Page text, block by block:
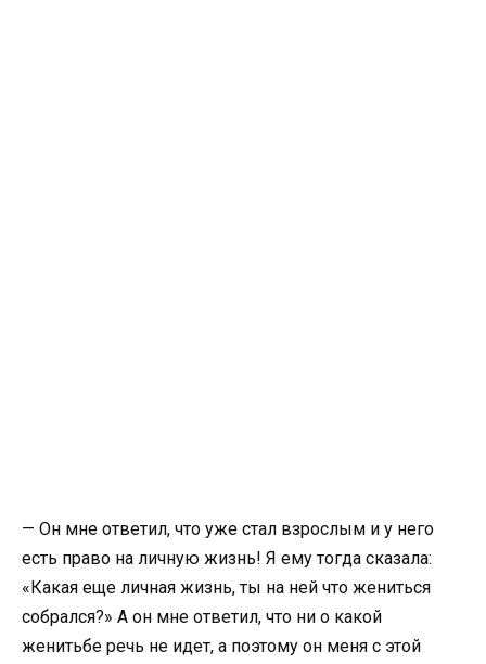
— Он мне ответил, что уже стал взрослым и у него
есть право на личную жизнь! Я ему тогда сказала:
«Какая еще личная жизнь, ты на ней что жениться
собрался?» А он мне ответил, что ни о какой
женитьбе речь не идет, а поэтому он меня с этой